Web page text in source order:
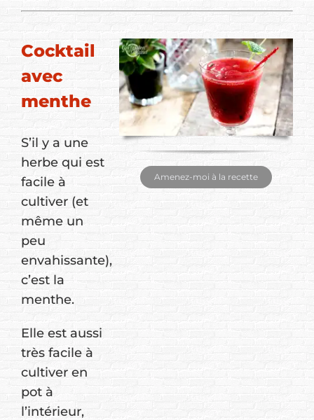
Cocktail
avec
menthe
S’il y a une
herbe qui est
facile à
cultiver (et
même un
peu
envahissante),
c’est la
menthe.
Elle est aussi
très facile à
cultiver en
pot à
l’intérieur,
Amenez-moi à la recette